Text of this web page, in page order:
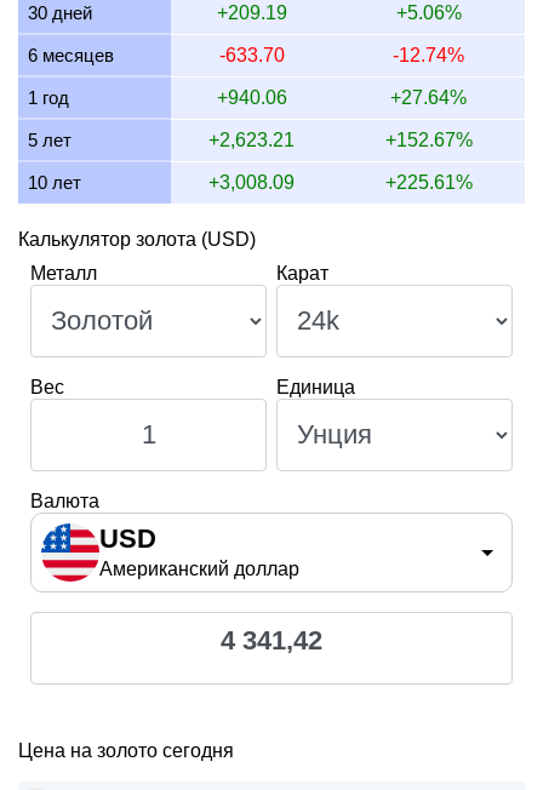
12 июля 2026 4,115.23
11 июля 2026 4,115.23
10 июля 2026 4,098.36
30 дней +209.19 +5.06%
6 месяцев -633.70 -12.74%
1 год +940.06 +27.64%
5 лет +2,623.21 +152.67%
10 лет +3,008.09 +225.61%
Калькулятор золота (USD)
Металл
Карат
Вес Единица
Валюта
USD
Американский доллар
4 341,42
Цена на золото сегодня